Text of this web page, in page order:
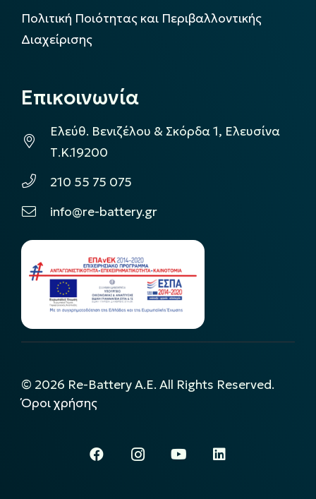
Πολιτική Ποιότητας και Περιβαλλοντικής
Διαχείρισης
Επικοινωνία
Ελεύθ. Βενιζέλου & Σκόρδα 1, Ελευσίνα
Τ.Κ.19200
210 55 75 075
info@re-battery.gr
© 2026 Re-Battery A.E. All Rights Reserved.
Όροι χρήσης